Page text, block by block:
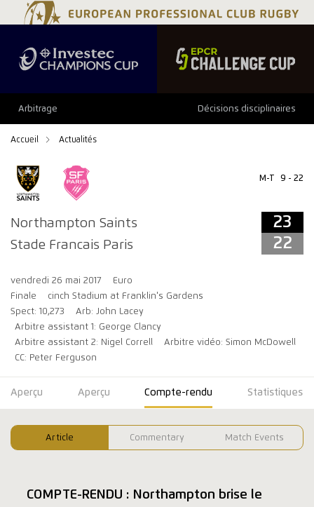
Arbitrage Décisions disciplinaires
Accueil Actualités
Northampton Saints
Stade Francais Paris
M-T 9 - 22
23
22
vendredi 26 mai 2017
Euro
Finale
cinch Stadium at Franklin's Gardens
Spect: 10,273
Arb: John Lacey
Arbitre assistant 1: George Clancy
Arbitre assistant 2: Nigel Correll
Arbitre vidéo: Simon McDowell
CC: Peter Ferguson
23 22
Aperçu Aperçu Compte-rendu Statistiques
Article Commentary Match Events
COMPTE-RENDU : Northampton brise le